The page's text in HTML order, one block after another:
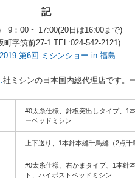
記
9：00 ~ 17:00(20日は16:00まで)
字筑前27-1 TEL:024-542-2121)
第6回 ミシンショー in 福島
社ミシンの日本国内総代理店です。
#0太糸仕様、針板突出しタイプ、1
ーベッドミシン
上下送り、1本針本縫千鳥縫（2点
#0太糸仕様、右かまタイプ、1本針
ト、ハイポストベッドミシン